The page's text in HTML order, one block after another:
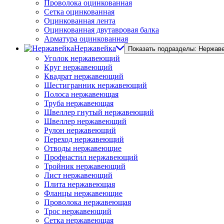
Проволока оцинкованная
Сетка оцинкованная
Оцинкованная лента
Оцинкованная двутавровая балка
Арматура оцинкованная
Нержавейка
Показать подразделы:
Уголок нержавеющий
Круг нержавеющий
Квадрат нержавеющий
Шестигранник нержавеющий
Полоса нержавеющая
Труба нержавеющая
Швеллер гнутый нержавеющий
Швеллер нержавеющий
Рулон нержавеющий
Переход нержавеющий
Отводы нержавеющие
Профнастил нержавеющий
Тройник нержавеющий
Лист нержавеющий
Плита нержавеющая
Фланцы нержавеющие
Проволока нержавеющая
Трос нержавеющий
Сетка нержавеющая